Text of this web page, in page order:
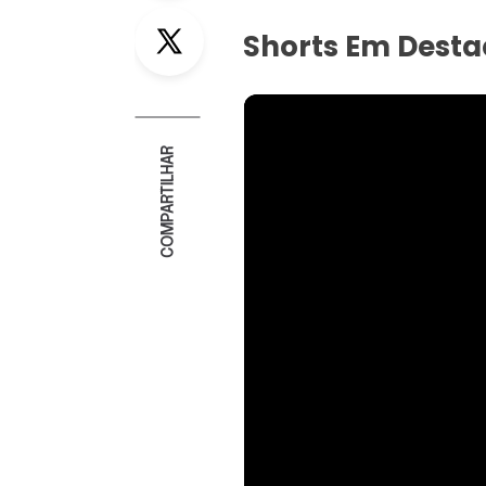
COMPARTILHAR
Shorts Em